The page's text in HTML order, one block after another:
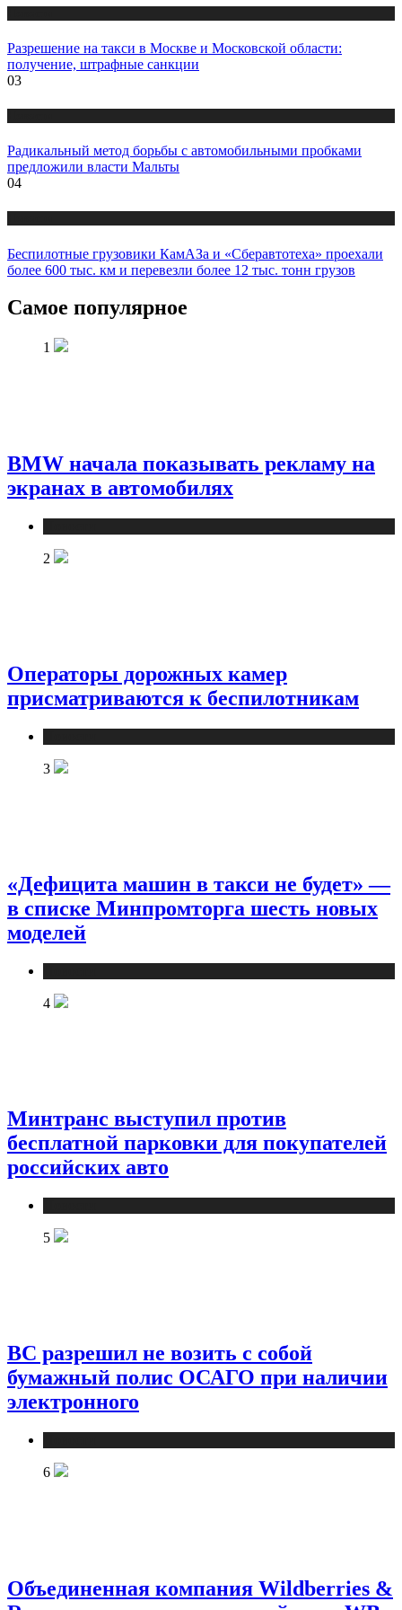
Разрешение на такси в Москве и Московской области:
получение, штрафные санкции
03
Радикальный метод борьбы с автомобильными пробками
предложили власти Мальты
04
Беспилотные грузовики КамАЗа и «Сберавтотеха» проехали
более 600 тыс. км и перевезли более 12 тыс. тонн грузов
Самое популярное
1
BMW начала показывать рекламу на
экранах в автомобилях
2
Операторы дорожных камер
присматриваются к беспилотникам
3
«Дефицита машин в такси не будет» —
в списке Минпромторга шесть новых
моделей
4
Минтранс выступил против
бесплатной парковки для покупателей
российских авто
5
ВС разрешил не возить с собой
бумажный полис ОСАГО при наличии
электронного
6
Объединенная компания Wildberries &